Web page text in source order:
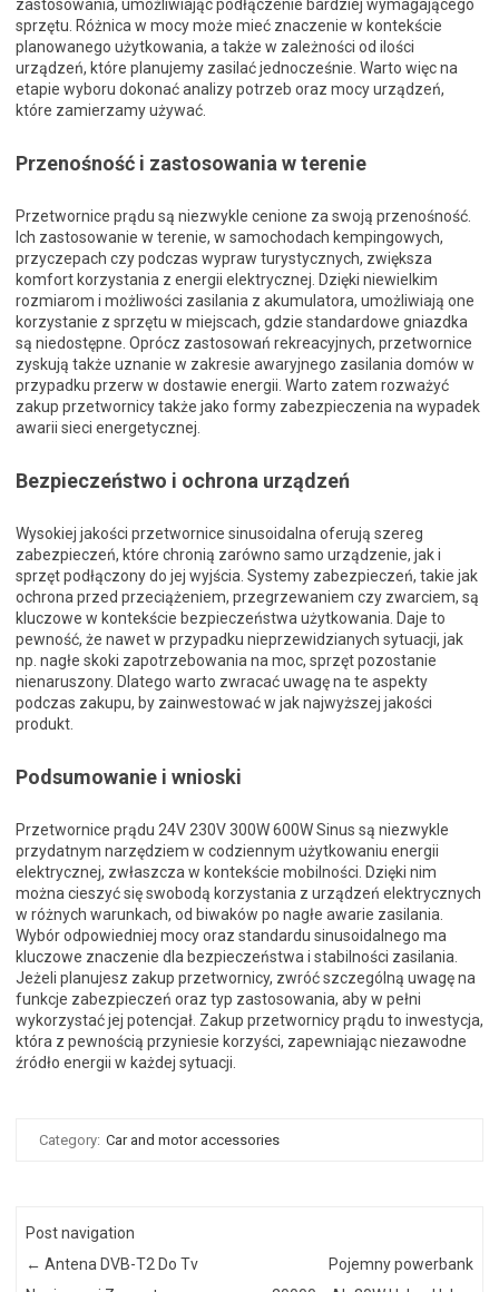
zastosowania, umożliwiając podłączenie bardziej wymagającego
sprzętu. Różnica w mocy może mieć znaczenie w kontekście
planowanego użytkowania, a także w zależności od ilości
urządzeń, które planujemy zasilać jednocześnie. Warto więc na
etapie wyboru dokonać analizy potrzeb oraz mocy urządzeń,
które zamierzamy używać.
Przenośność i zastosowania w terenie
Przetwornice prądu są niezwykle cenione za swoją przenośność.
Ich zastosowanie w terenie, w samochodach kempingowych,
przyczepach czy podczas wypraw turystycznych, zwiększa
komfort korzystania z energii elektrycznej. Dzięki niewielkim
rozmiarom i możliwości zasilania z akumulatora, umożliwiają one
korzystanie z sprzętu w miejscach, gdzie standardowe gniazdka
są niedostępne. Oprócz zastosowań rekreacyjnych, przetwornice
zyskują także uznanie w zakresie awaryjnego zasilania domów w
przypadku przerw w dostawie energii. Warto zatem rozważyć
zakup przetwornicy także jako formy zabezpieczenia na wypadek
awarii sieci energetycznej.
Bezpieczeństwo i ochrona urządzeń
Wysokiej jakości przetwornice sinusoidalna oferują szereg
zabezpieczeń, które chronią zarówno samo urządzenie, jak i
sprzęt podłączony do jej wyjścia. Systemy zabezpieczeń, takie jak
ochrona przed przeciążeniem, przegrzewaniem czy zwarciem, są
kluczowe w kontekście bezpieczeństwa użytkowania. Daje to
pewność, że nawet w przypadku nieprzewidzianych sytuacji, jak
np. nagłe skoki zapotrzebowania na moc, sprzęt pozostanie
nienaruszony. Dlatego warto zwracać uwagę na te aspekty
podczas zakupu, by zainwestować w jak najwyższej jakości
produkt.
Podsumowanie i wnioski
Przetwornice prądu 24V 230V 300W 600W Sinus są niezwykle
przydatnym narzędziem w codziennym użytkowaniu energii
elektrycznej, zwłaszcza w kontekście mobilności. Dzięki nim
można cieszyć się swobodą korzystania z urządzeń elektrycznych
w różnych warunkach, od biwaków po nagłe awarie zasilania.
Wybór odpowiedniej mocy oraz standardu sinusoidalnego ma
kluczowe znaczenie dla bezpieczeństwa i stabilności zasilania.
Jeżeli planujesz zakup przetwornicy, zwróć szczególną uwagę na
funkcje zabezpieczeń oraz typ zastosowania, aby w pełni
wykorzystać jej potencjał. Zakup przetwornicy prądu to inwestycja,
która z pewnością przyniesie korzyści, zapewniając niezawodne
źródło energii w każdej sytuacji.
Category: Car and motor accessories
Post navigation
← Antena DVB-T2 Do Tv
Pojemny powerbank